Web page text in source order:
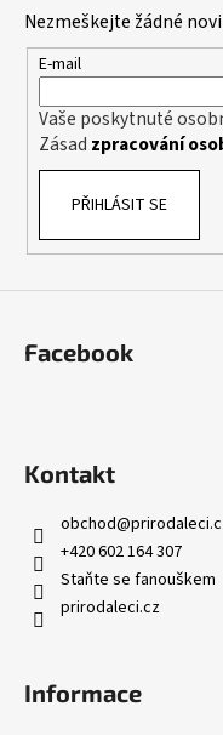
Nezmeškejte žádné
E-mail
Vaše poskytnuté
Zásad zpracování
PŘIHLÁSIT SE
Facebook
Kontakt
obchod@
+420 602 164 307
Staňte se fanouškem
prirodaleci.cz
Informace